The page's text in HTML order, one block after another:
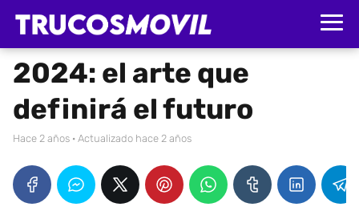
2024: el arte que
definirá el futuro
hace 2 años · Actualizado hace 2 años